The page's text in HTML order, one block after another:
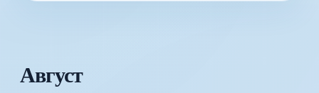
Август